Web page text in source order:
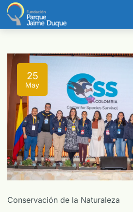
25
May
Conservación de la Naturaleza